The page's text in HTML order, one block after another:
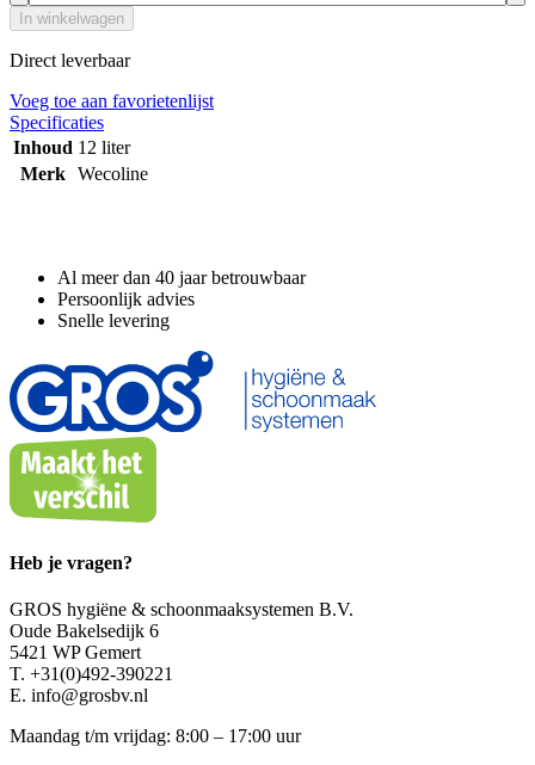
In winkelwagen
Direct leverbaar
Voeg toe aan favorietenlijst
Specificaties
Inhoud 12 liter
Merk Wecoline
Al meer dan 40 jaar betrouwbaar
Persoonlijk advies
Snelle levering
Heb je vragen?
GROS hygiëne & schoonmaaksystemen B.V.
Oude Bakelsedijk 6
5421 WP Gemert
T. +31(0)492-390221
E. info@grosbv.nl
Maandag t/m vrijdag: 8:00 – 17:00 uur